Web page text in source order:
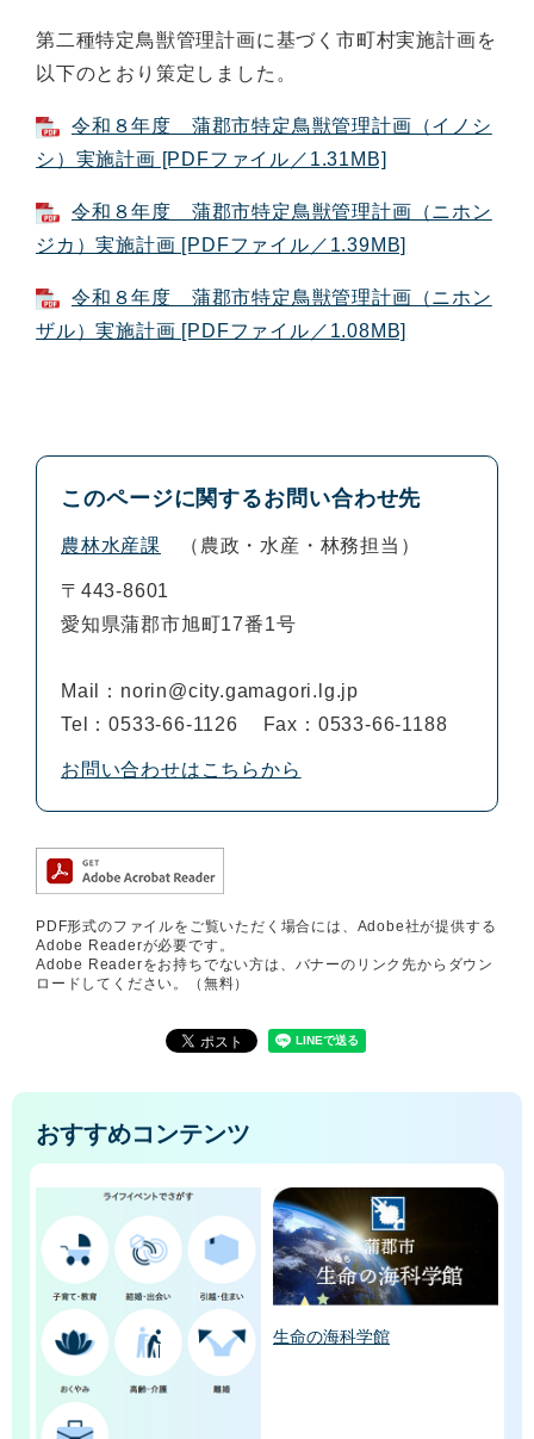
第二種特定鳥獣管理計画に基づく市町村実施計画を
以下のとおり策定しました。
令和８年度 蒲郡市特定鳥獣管理計画（イノシ
シ）実施計画 [PDFファイル／1.31MB]
令和８年度 蒲郡市特定鳥獣管理計画（ニホン
ジカ）実施計画 [PDFファイル／1.39MB]
令和８年度 蒲郡市特定鳥獣管理計画（ニホン
ザル）実施計画 [PDFファイル／1.08MB]
このページに関するお問い合わせ先
農林水産課 農政・水産・林務担当
〒443-8601
愛知県蒲郡市旭町17番1号
Mail：norin@city.gamagori.lg.jp
Tel：0533-66-1126
Fax：0533-66-1188
お問い合わせはこちらから
PDF形式のファイルをご覧いただく場合には、Adobe社が提供する
Adobe Readerが必要です。
Adobe Readerをお持ちでない方は、バナーのリンク先からダウン
ロードしてください。（無料）
おすすめコンテンツ
生命の海科学館